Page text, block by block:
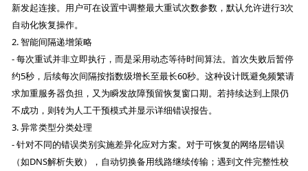
新发起连接。用户可在设置中调整最大重试次数参数，默认允许进行3次
自动化恢复操作。
2. 智能间隔递增策略
- 每次重试并非立即执行，而是采用动态等待时间算法。首次失败后暂停
约5秒，后续每次间隔按指数级增长至最长60秒。这种设计既避免频繁请
求加重服务器负担，又为瞬发故障预留恢复窗口期。若持续达到上限仍
不成功，则转为人工干预模式并显示详细错误报告。
3. 异常类型分类处理
- 针对不同的错误类别实施差异化应对方案。对于可恢复的网络层错误
（如DNS解析失败），自动切换备用线路继续传输；遇到文件完整性校